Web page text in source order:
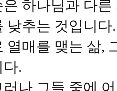
은 하나님과 다
낮추는 것입니
열매를 맺는 삶,
다.
러나 그들 중에